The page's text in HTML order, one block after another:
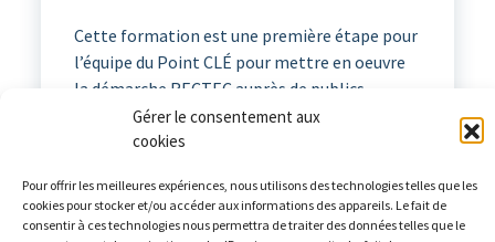
Gérer le consentement aux
cookies
Pour offrir les meilleures expériences, nous utilisons des technologies telles que les
cookies pour stocker et/ou accéder aux informations des appareils. Le fait de
consentir à ces technologies nous permettra de traiter des données telles que le
Cette formation est une première étape pour
l’équipe du Point CLÉ pour mettre en oeuvre
la démarche RECTEC auprès de publics
salariés.
transversales en lien avec l’employabilité et
les certifications